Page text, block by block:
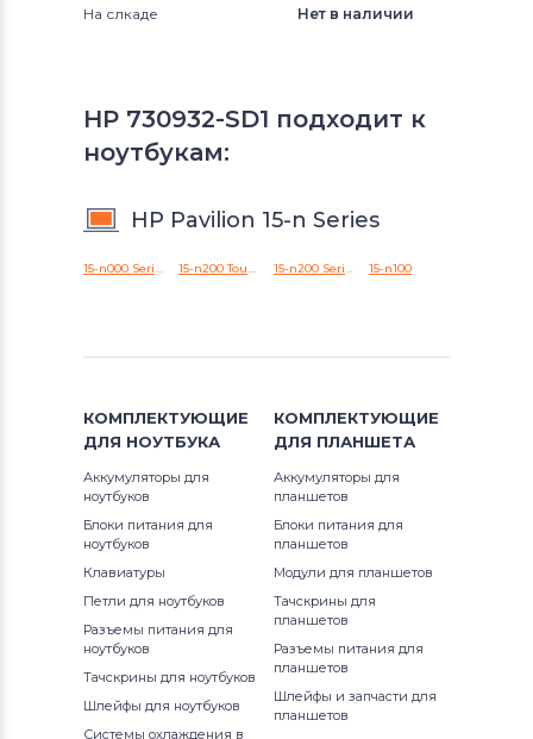
На слкаде
Нет в наличии
HP 730932-SD1 подходит к
ноутбукам:
HP Pavilion 15-n Series
15-n000 Series 15-n200 TouchSmart Series 15-n200 Series 15-n100
КОМПЛЕКТУЮЩИЕ
ДЛЯ НОУТБУКА
Аккумуляторы для
ноутбуков
Блоки питания для
ноутбуков
Клавиатуры
Петли для ноутбуков
Разъемы питания для
ноутбуков
Тачскрины для ноутбуков
Шлейфы для ноутбуков
Системы охлаждения в
КОМПЛЕКТУЮЩИЕ
ДЛЯ ПЛАНШЕТА
Аккумуляторы для
планшетов
Блоки питания для
планшетов
Модули для планшетов
Тачскрины для
планшетов
Разъемы питания для
планшетов
Шлейфы и запчасти для
планшетов